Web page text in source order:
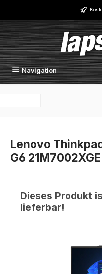
Zum Hauptinhalt springen
Navigation
Lenovo
G6
Dieses Produkt
lieferbar!